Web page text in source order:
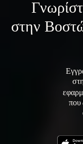
στην
που